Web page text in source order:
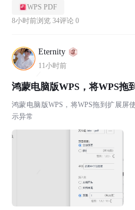
效，直接覆盖被擦除区域。
WPS PDF
8小时前浏览 34评论 0
Eternity
11小时前
鸿蒙电脑版WPS，将WPS拖
鸿蒙电脑版WPS，将WPS拖到扩展屏
示异常